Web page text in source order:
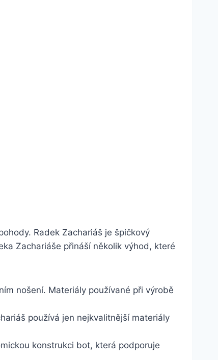
Radek Zachariáš je špičkový
​Zachariáše přináší několik⁣ výhod, které
nošení. Materiály používané při výrobě
používá jen nejkvalitnější materiály
konstrukci​ bot, která podporuje